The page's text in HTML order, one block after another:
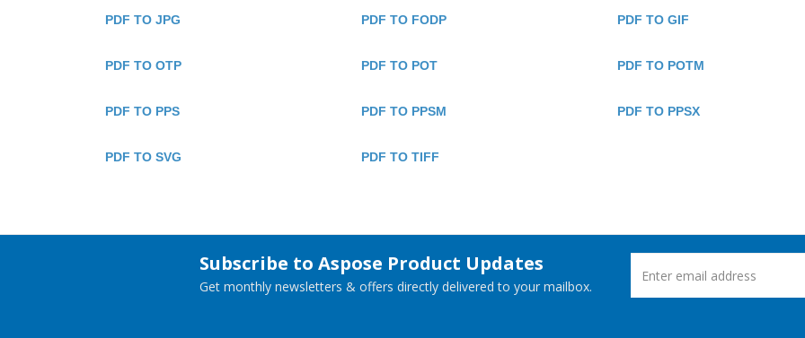
PDF TO JPG PDF TO FODP PDF TO GIF
PDF TO OTP PDF TO POT PDF TO POTM
PDF TO PPS PDF TO PPSM PDF TO PPSX
PDF TO SVG PDF TO TIFF
Subscribe to Aspose Product Updates
Get monthly newsletters & offers directly delivered to your mailbox.